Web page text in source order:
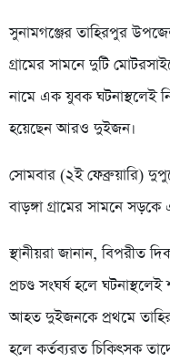
সুনামগঞ্জের তাহিরপুর
গ্রামের সামনে দুটি
নামে এক যুবক
হয়েছেন আরও দুইজন।
সোমবার (২ই ফেব্রুয়ারি)
বাড়ঙ্গা গ্রামের সামনে সড়কে
স্থানীয়রা জানান, বিপরীত
প্রচণ্ড সংঘর্ষ হলে
আহত দুইজনকে প্রথমে
হলে কর্তব্যরত চিকিৎসক